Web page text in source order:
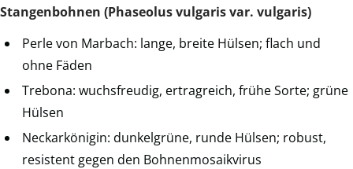
Stangenbohnen (Phaseolus vulgaris var. vulgaris)
Perle von Marbach: lange, breite Hülsen; flach und
ohne Fäden
Trebona: wuchsfreudig, ertragreich, frühe Sorte; grüne
Hülsen
Neckarkönigin: dunkelgrüne, runde Hülsen; robust,
resistent gegen den Bohnenmosaikvirus